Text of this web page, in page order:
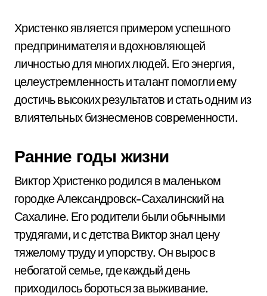
Христенко является примером успешного
предпринимателя и вдохновляющей
личностью для многих людей. Его энергия,
целеустремленность и талант помогли ему
достичь высоких результатов и стать одним из
влиятельных бизнесменов современности.
Ранние годы жизни
Виктор Христенко родился в маленьком
городке Александровск-Сахалинский на
Сахалине. Его родители были обычными
трудягами, и с детства Виктор знал цену
тяжелому труду и упорству. Он вырос в
небогатой семье, где каждый день
приходилось бороться за выживание.